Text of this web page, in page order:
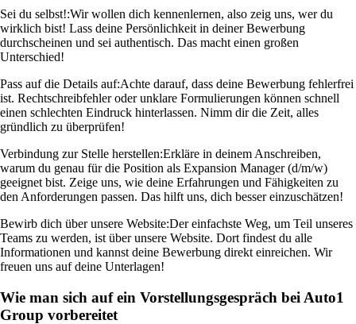
Sei du selbst!:Wir wollen dich kennenlernen, also zeig uns, wer du
wirklich bist! Lass deine Persönlichkeit in deiner Bewerbung
durchscheinen und sei authentisch. Das macht einen großen
Unterschied!
Pass auf die Details auf:Achte darauf, dass deine Bewerbung fehlerfrei
ist. Rechtschreibfehler oder unklare Formulierungen können schnell
einen schlechten Eindruck hinterlassen. Nimm dir die Zeit, alles
gründlich zu überprüfen!
Verbindung zur Stelle herstellen:Erkläre in deinem Anschreiben,
warum du genau für die Position als Expansion Manager (d/m/w)
geeignet bist. Zeige uns, wie deine Erfahrungen und Fähigkeiten zu
den Anforderungen passen. Das hilft uns, dich besser einzuschätzen!
Bewirb dich über unsere Website:Der einfachste Weg, um Teil unseres
Teams zu werden, ist über unsere Website. Dort findest du alle
Informationen und kannst deine Bewerbung direkt einreichen. Wir
freuen uns auf deine Unterlagen!
Wie man sich auf ein Vorstellungsgespräch bei Auto1
Group vorbereitet